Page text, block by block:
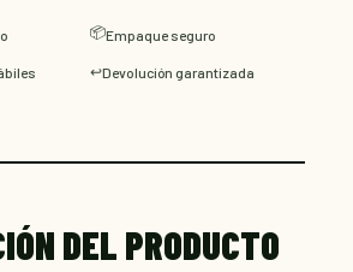
📦Empaque seguro
↩️Devolución garantizada
DEL PRODUCTO